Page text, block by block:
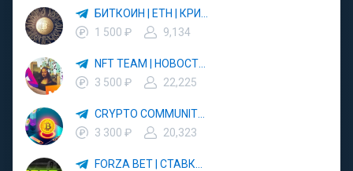
1 500 ₽
9,134
3 500 ₽
22,225
3 300 ₽
20,323